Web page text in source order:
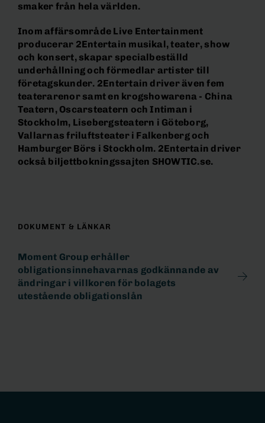
smaker från hela världen.
Inom affärsområde Live Entertainment
producerar 2Entertain musikal, teater, show
och konsert, skapar specialbeställd
underhållning och förmedlar artister till
företagskunder. 2Entertain driver även fem
teaterarenor samt en krogshowarena - China
Teatern, Oscarsteatern och Intiman i
Stockholm, Lisebergsteatern i Göteborg,
Vallarnas friluftsteater i Falkenberg och
Hamburger Börs i Stockholm. 2Entertain driver
också biljettbokningssajten SHOWTIC.se.
DOKUMENT & LÄNKAR
Moment Group erhåller
obligationsinnehavarnas godkännande av
ändringar i villkoren för bolagets
utestående obligationslån